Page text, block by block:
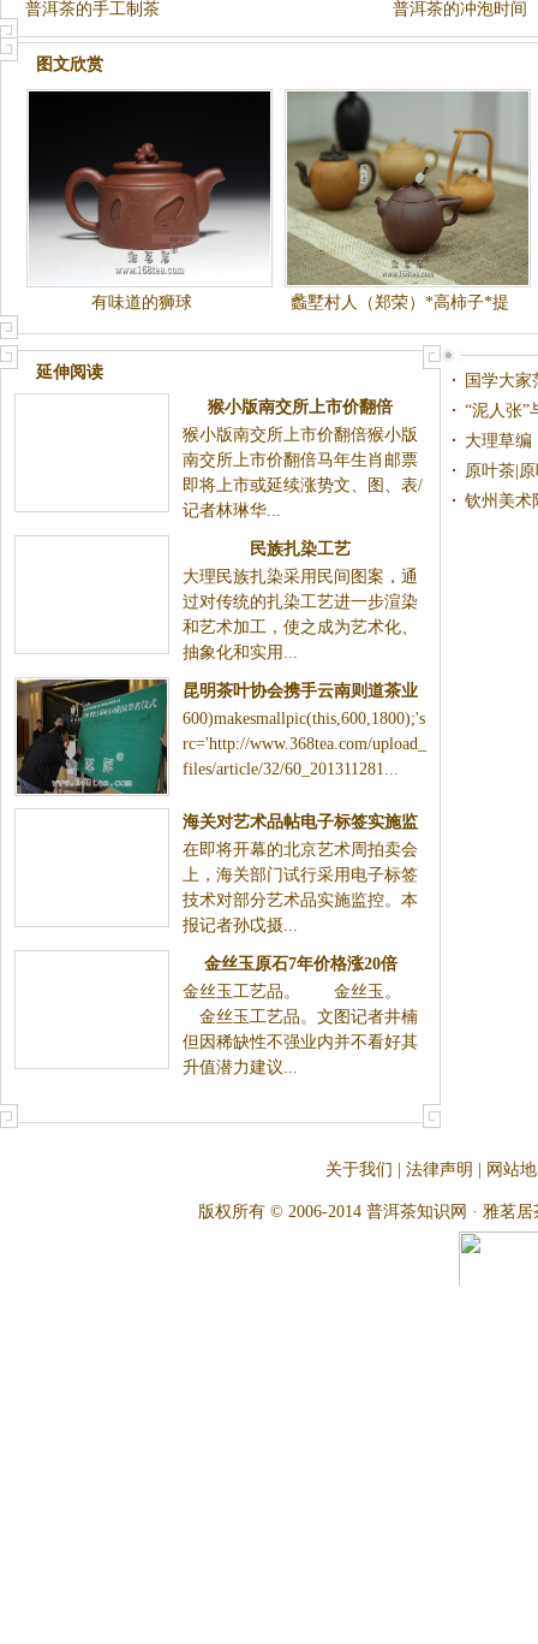
普洱茶的手工制茶 普洱茶的冲泡时间
图文欣赏
有味道的狮球
蠡墅村人（郑荣）*高柿子*提
梁东石瓢*葫芦*东石瓢瓜壶*
延伸阅读
猴小版南交所上市价翻倍
猴小版南交所上市价翻倍猴小版
南交所上市价翻倍马年生肖邮票
即将上市或延续涨势文、图、表/
记者林琳华...
民族扎染工艺
大理民族扎染采用民间图案，通
过对传统的扎染工艺进一步渲染
和艺术加工，使之成为艺术化、
抽象化和实用...
昆明茶叶协会携手云南则道茶业
一同开展保护曼松古茶树行动
600)makesmallpic(this,600,1800);'s
rc='http://www.368tea.com/upload_
files/article/32/60_201311281...
海关对艺术品帖电子标签实施监
控
在即将开幕的北京艺术周拍卖会
上，海关部门试行采用电子标签
技术对部分艺术品实施监控。本
报记者孙戉摄...
金丝玉原石7年价格涨20倍
金丝玉工艺品。 金丝玉。
金丝玉工艺品。文图记者井楠
但因稀缺性不强业内并不看好其
升值潜力建议...
国学大家
出席
“泥人张”
大理草编
原叶茶|
钦州美术
关于我们 法律声明 网站
版权所有 © 2006-2014 普洱茶知识网 · 雅茗